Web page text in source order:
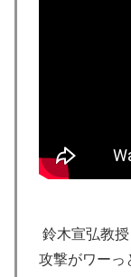
鈴木宣弘教
攻撃がワーっ